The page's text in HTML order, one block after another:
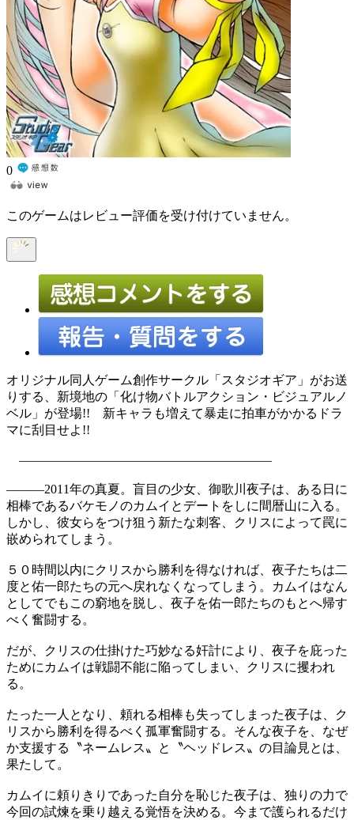
0
このゲームはレビュー評価を受け付けていません。
オリジナル同人ゲーム創作サークル「スタジオギア」がお送
りする、新境地の「化け物バトルアクション・ビジュアルノ
ベル」が登場!! 新キャラも増えて暴走に拍車がかかるドラ
マに刮目せよ!!
――――――――――――――――――――
―――2011年の真夏。盲目の少女、御歌川夜子は、ある日に
相棒であるバケモノのカムイとデートをしに間暦山に入る。
しかし、彼女らをつけ狙う新たな刺客、クリスによって罠に
嵌められてしまう。
５０時間以内にクリスから勝利を得なければ、夜子たちは二
度と佑一郎たちの元へ戻れなくなってしまう。カムイはなん
としてでもこの窮地を脱し、夜子を佑一郎たちのもとへ帰す
べく奮闘する。
だが、クリスの仕掛けた巧妙なる奸計により、夜子を庇った
ためにカムイは戦闘不能に陥ってしまい、クリスに攫われ
る。
たった一人となり、頼れる相棒も失ってしまった夜子は、ク
リスから勝利を得るべく孤軍奮闘する。そんな夜子を、なぜ
か支援する〝ネームレス〟と〝ヘッドレス〟の目論見とは、
果たして。
カムイに頼りきりであった自分を恥じた夜子は、独りの力で
今回の試煉を乗り越える覚悟を決める。今まで護られるだけ